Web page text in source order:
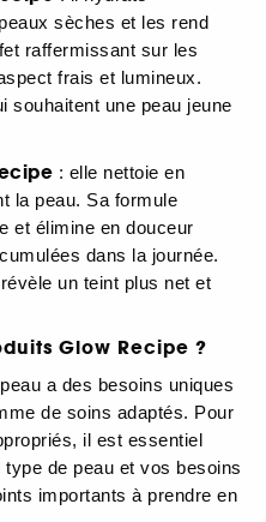
sèches et les rend
raffermissant sur les
frais et lumineux.
souhaitent une peau jeune
: elle nettoie en
la peau. Sa formule
et élimine en douceur
dans la journée.
un teint plus net et
Glow Recipe ?
a des besoins uniques
de soins adaptés. Pour
il est essentiel
de peau et vos besoins
importants à prendre en